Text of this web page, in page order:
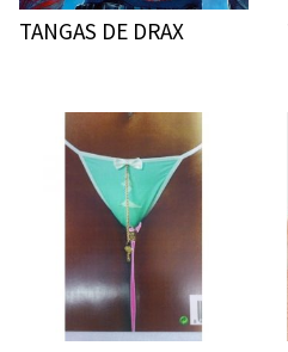
TANGAS DE DRAX